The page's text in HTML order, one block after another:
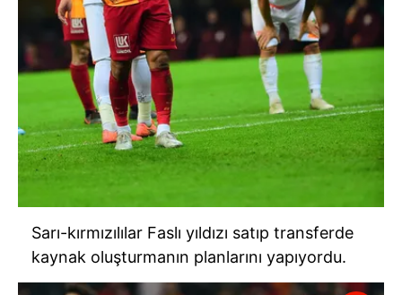
Sarı-kırmızılılar Faslı yıldızı satıp transferde
kaynak oluşturmanın planlarını yapıyordu.